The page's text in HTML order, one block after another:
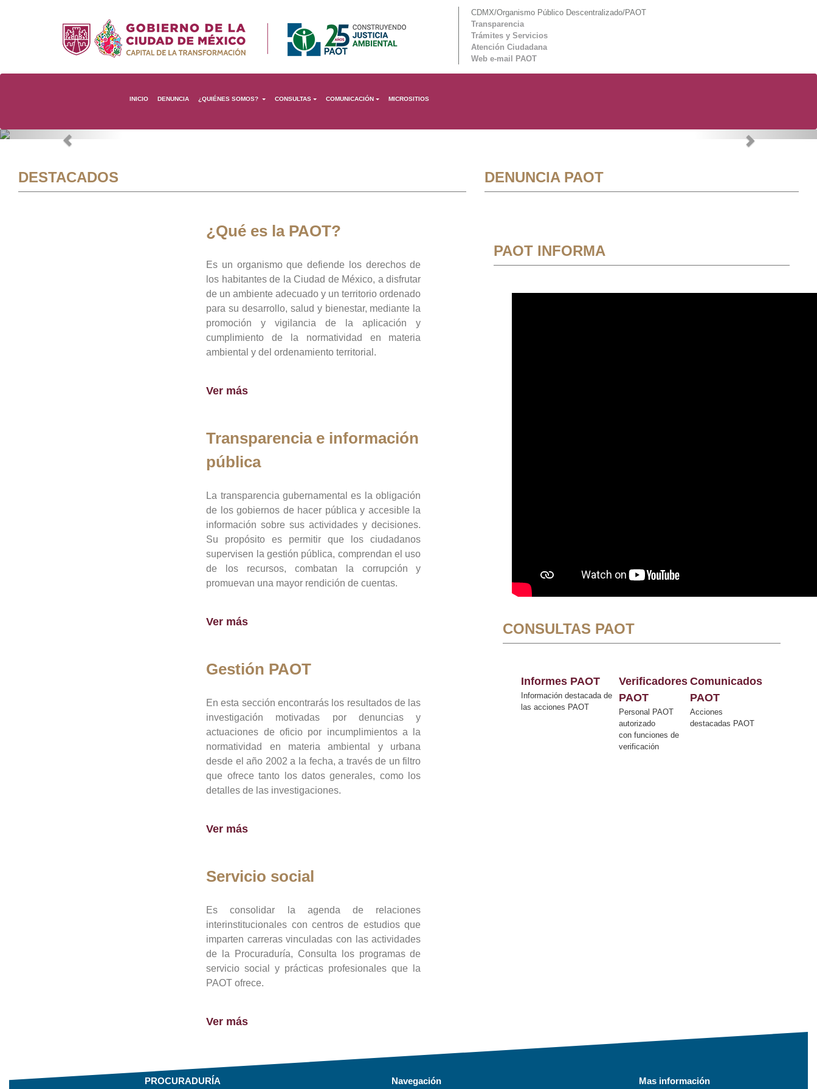
CDMX/Organismo Público Descentralizado/PAOT
Transparencia
Trámites y Servicios
Atención Ciudadana
Web e-mail PAOT
INICIO DENUNCIA ¿QUIÉNES SOMOS? CONSULTAS COMUNICACIÓN MICROSITIOS
Previous Next
DESTACADOS
¿Qué es la PAOT?
Es un organismo que defiende los derechos de
los habitantes de la Ciudad de México, a disfrutar
de un ambiente adecuado y un territorio ordenado
para su desarrollo, salud y bienestar, mediante la
promoción y vigilancia de la aplicación y
cumplimiento de la normatividad en materia
ambiental y del ordenamiento territorial.
Ver más
Transparencia e información
pública
La transparencia gubernamental es la obligación
de los gobiernos de hacer pública y accesible la
información sobre sus actividades y decisiones.
Su propósito es permitir que los ciudadanos
supervisen la gestión pública, comprendan el uso
de los recursos, combatan la corrupción y
promuevan una mayor rendición de cuentas.
Ver más
Gestión PAOT
En esta sección encontrarás los resultados de las
investigación motivadas por denuncias y
actuaciones de oficio por incumplimientos a la
normatividad en materia ambiental y urbana
desde el año 2002 a la fecha, a través de un filtro
que ofrece tanto los datos generales, como los
detalles de las investigaciones.
Ver más
Servicio social
Es consolidar la agenda de relaciones
interinstitucionales con centros de estudios que
imparten carreras vinculadas con las actividades
de la Procuraduría, Consulta los programas de
servicio social y prácticas profesionales que la
PAOT ofrece.
Ver más
DENUNCIA PAOT
PAOT INFORMA
CONSULTAS PAOT
Informes PAOT
Información destacada de
las acciones PAOT
Verificadores
PAOT
Personal PAOT
autorizado
con funciones de
verificación
Comunicados
PAOT
Acciones
destacadas PAOT
PROCURADURÍA Navegación Mas información